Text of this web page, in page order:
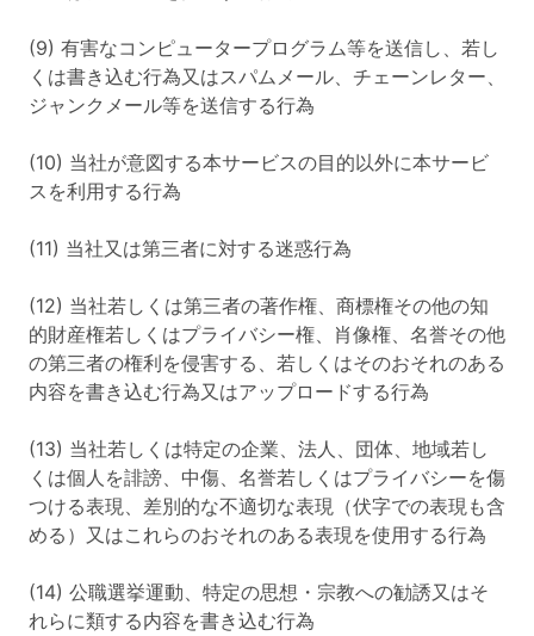
(9) 有害なコンピュータープログラム等を送信し、若し
くは書き込む行為又はスパムメール、チェーンレター、
ジャンクメール等を送信する行為
(10) 当社が意図する本サービスの目的以外に本サービ
スを利用する行為
(11) 当社又は第三者に対する迷惑行為
(12) 当社若しくは第三者の著作権、商標権その他の知
的財産権若しくはプライバシー権、肖像権、名誉その他
の第三者の権利を侵害する、若しくはそのおそれのある
内容を書き込む行為又はアップロードする行為
(13) 当社若しくは特定の企業、法人、団体、地域若し
くは個人を誹謗、中傷、名誉若しくはプライバシーを傷
つける表現、差別的な不適切な表現（伏字での表現も含
める）又はこれらのおそれのある表現を使用する行為
(14) 公職選挙運動、特定の思想・宗教への勧誘又はそ
れらに類する内容を書き込む行為